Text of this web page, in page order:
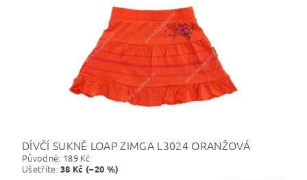
DÍVČÍ SUKNĚ LOAP ZIMGA L3024 ORANŽOVÁ
Původně: 189 Kč
Ušetříte:38 Kč (–20 %)